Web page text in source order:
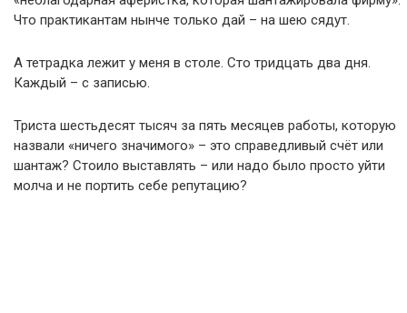
Что практикантам нынче только дай – на шею сядут.
А тетрадка лежит у меня в столе. Сто тридцать два дня.
Каждый – с записью.
Триста шестьдесят тысяч за пять месяцев работы, которую
назвали «ничего значимого» – это справедливый счёт или
шантаж? Стоило выставлять – или надо было просто уйти
молча и не портить себе репутацию?